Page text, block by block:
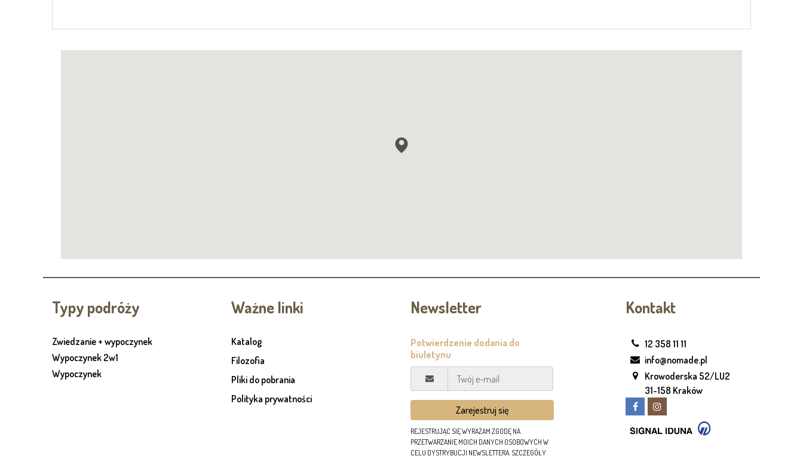
Typy podróży
Zwiedzanie + wypoczynek
Wypoczynek 2w1
Wypoczynek
Ważne linki
Katalog
Filozofia
Pliki do pobrania
Polityka prywatności
Newsletter
REJESTRUJĄC SIĘ WYRAŻAM ZGODĘ NA
PRZETWARZANIE MOICH DANYCH OSOBOWYCH W
CELU DYSTRYBUCJI NEWSLETTERA. SZCZEGÓŁY
Kontakt
12 358 11 11
info@nomade.pl
Krowoderska 52/LU2
31-158 Kraków